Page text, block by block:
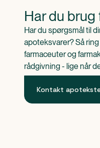
Har du
Har du spørgsmål til
apoteksvarer? Så
farmaceuter og
rådgivning - lige når
Kontakt